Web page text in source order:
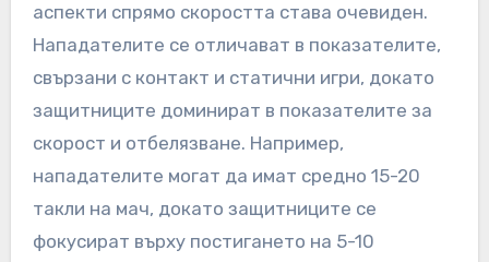
аспекти спрямо скоростта става очевиден.
Нападателите се отличават в показателите,
свързани с контакт и статични игри, докато
защитниците доминират в показателите за
скорост и отбелязване. Например,
нападателите могат да имат средно 15-20
такли на мач, докато защитниците се
фокусират върху постигането на 5-10